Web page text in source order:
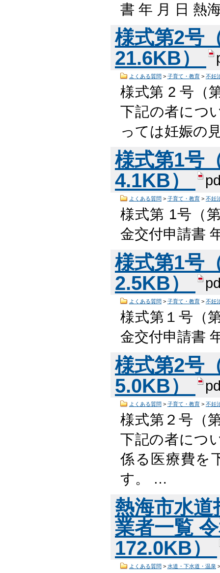
書 年 月 日 熱
様式第2号
21.6KB）
よくある質問 > 子育て・教育> 不妊
様式第 2 号（
下記の者につ
っては妊娠の
様式第1号
4.1KB）
よくある質問 > 子育て・教育> 不妊
様式第 1号（
金交付申請書
様式第1号
2.5KB）
よくある質問 > 子育て・教育> 不妊
様式第１号（
金交付申請書
様式第2号
5.0KB）
よくある質問 > 子育て・教育> 不妊
様式第２号（
下記の者につ
係る医療費を
す。 …
熱海市水道
業者一覧
172.0KB）
よくある質問 > 水道・下水道・温泉